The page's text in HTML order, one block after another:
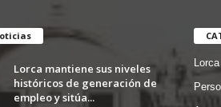
Lorca mantiene sus niveles
históricos de generación de
empleo y sitúa...
Lorca